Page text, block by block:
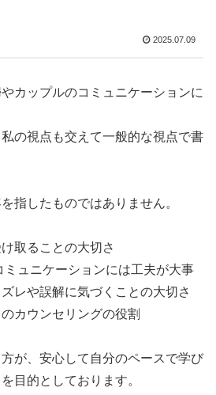
2025.07.09
カップルのコミュニケーションに
の視点も交えて一般的な視点で書
指したものではありません。
取ることの大切さ
ミュニケーションには工夫が大事
レや誤解に気づくことの大切さ
カウンセリングの役割
が、安心して自分のペースで学び
目的としております。